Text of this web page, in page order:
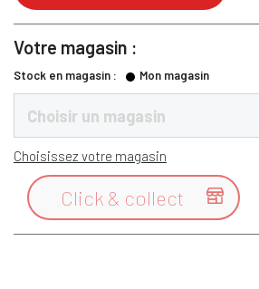
Votre magasin :
Stock en magasin : Mon magasin
Choisir un magasin
Choisissez votre magasin

Click & collect